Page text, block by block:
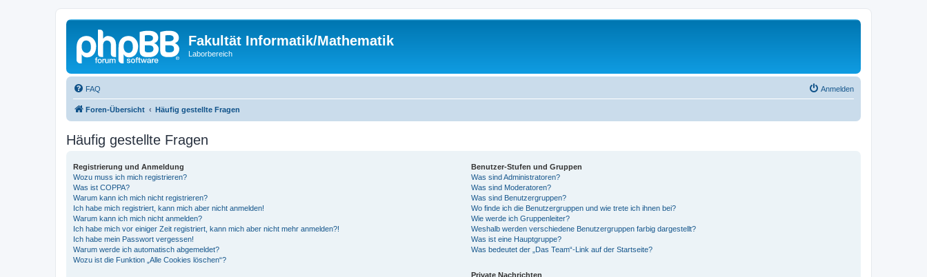
Fakultät Informatik/Mathematik
Laborbereich
FAQ Anmelden
Foren-Übersicht Häufig gestellte Fragen
Häufig gestellte Fragen
Registrierung und Anmeldung
Wozu muss ich mich registrieren?
Was ist COPPA?
Warum kann ich mich nicht registrieren?
Ich habe mich registriert, kann mich aber nicht anmelden!
Warum kann ich mich nicht anmelden?
Ich habe mich vor einiger Zeit registriert, kann mich aber nicht mehr anmelden?!
Ich habe mein Passwort vergessen!
Warum werde ich automatisch abgemeldet?
Wozu ist die Funktion „Alle Cookies löschen“?
Benutzer-Stufen und Gruppen
Was sind Administratoren?
Was sind Moderatoren?
Was sind Benutzergruppen?
Wo finde ich die Benutzergruppen und wie trete ich ihnen bei?
Wie werde ich Gruppenleiter?
Weshalb werden verschiedene Benutzergruppen farbig dargestellt?
Was ist eine Hauptgruppe?
Was bedeutet der „Das Team“-Link auf der Startseite?
Private Nachrichten